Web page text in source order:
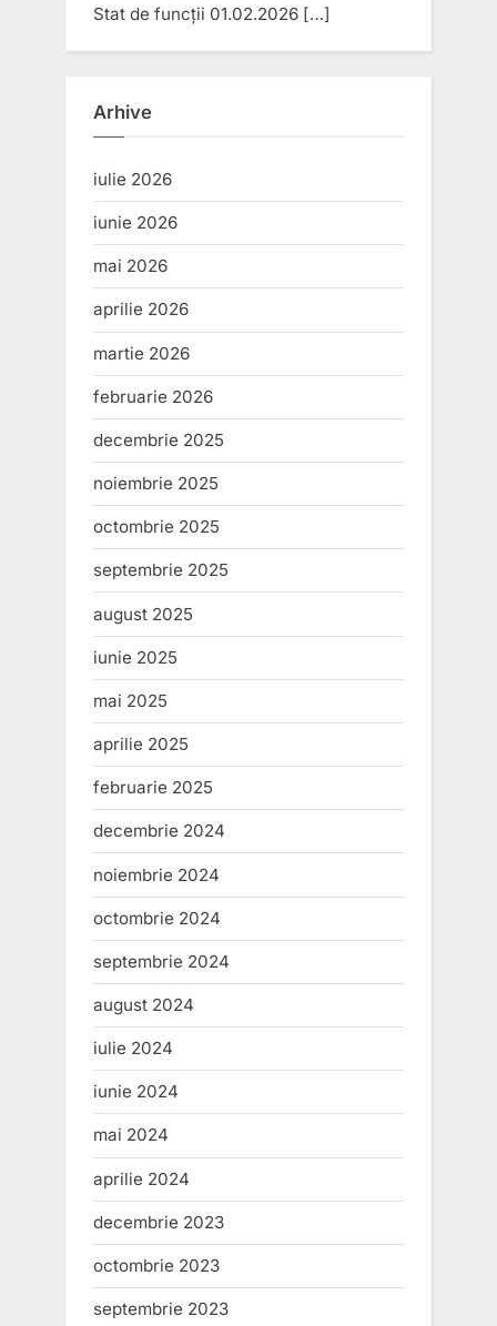
Stat de funcții 01.02.2026 […]
Arhive
iulie 2026
iunie 2026
mai 2026
aprilie 2026
martie 2026
februarie 2026
decembrie 2025
noiembrie 2025
octombrie 2025
septembrie 2025
august 2025
iunie 2025
mai 2025
aprilie 2025
februarie 2025
decembrie 2024
noiembrie 2024
octombrie 2024
septembrie 2024
august 2024
iulie 2024
iunie 2024
mai 2024
aprilie 2024
decembrie 2023
octombrie 2023
septembrie 2023